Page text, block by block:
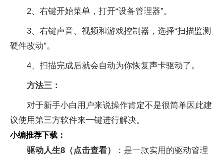
2、右键开始菜单，打开“设备管理器”。
3、右键声音、视频和游戏控制器，选择“扫描监测
硬件改动”。
4、扫描完成后就会自动为你恢复声卡驱动了。
方法三：
对于新手小白用户来说操作肯定不是很简单因此建
议使用第三方软件来一键进行解决。
小编推荐下载：
驱动人生8（点击查看）
：是一款实用的驱动管理